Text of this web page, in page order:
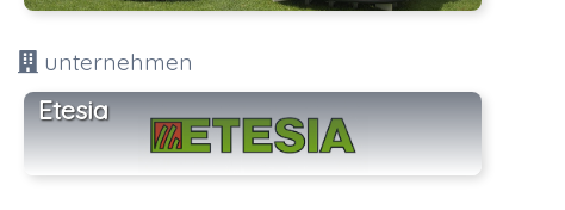
unternehmen
Etesia